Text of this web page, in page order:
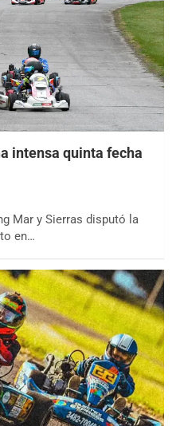
intensa quinta fecha
Mar y Sierras disputó la
en…